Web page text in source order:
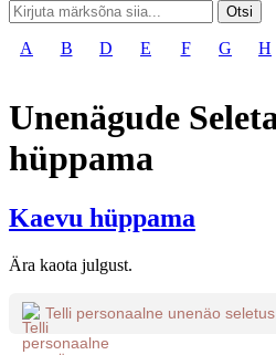
Otsi
A B D E F G H
Unenägude
hüppama
Kaevu hüppama
Ära kaota julgust.
Telli personaalne unenäo